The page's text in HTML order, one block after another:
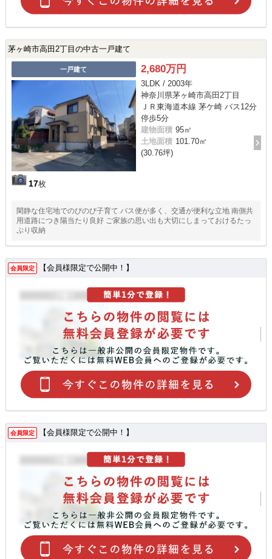
茅ヶ崎市高田2丁目の中古一戸建て
一戸建て
17枚
2,680万円
3LDK / 2003年
神奈川県茅ヶ崎市高田2丁目
ＪＲ東海道本線 茅ケ崎 バス12分
停歩5分
建物面積 95㎡
土地面積 101.70㎡
(30.76坪)
閑静な住宅地でのびのび子育て バス便が多く、交通が便利な立地 南側共
用道路につき陽当たり良好 ご家族の思い出も大切にしまっておけるたっ
ぷり収納
会員限定 【会員様限定で公開中！】
会員限定 【会員様限定で公開中！】